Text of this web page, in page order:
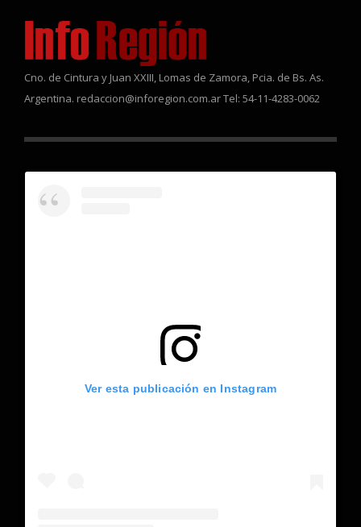
Cno. de Cintura y Juan XXIII, Lomas de Zamora, Pcia. de Bs. As.
Argentina. redaccion@inforegion.com.ar Tel: 54-11-4283-0062
Ver esta publicación en Instagram